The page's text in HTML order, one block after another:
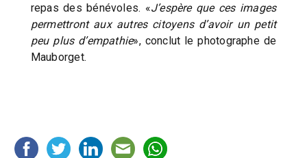
repas des bénévoles. «J’espère que ces images
permettront aux autres citoyens d’avoir un petit
peu plus d’empathie», conclut le photographe de
Mauborget.